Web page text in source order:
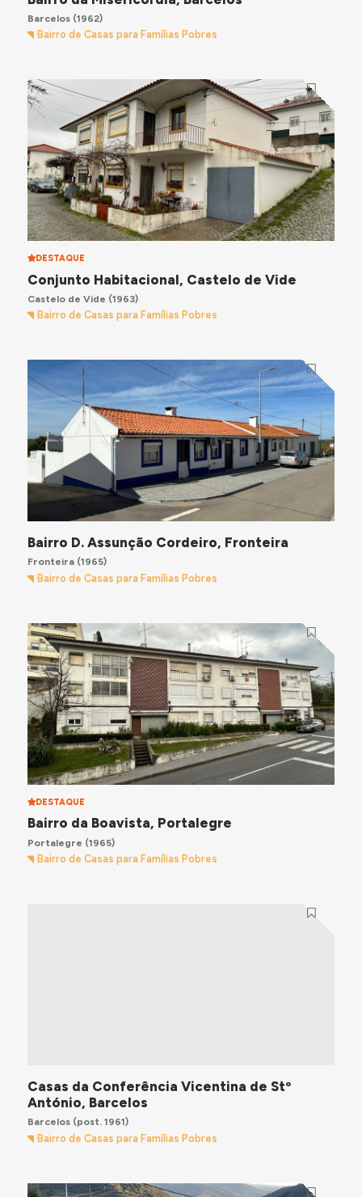
Barcelos(1962)
Bairro de Casas para Famílias Pobres
DESTAQUE
Conjunto Habitacional, Castelo de Vide
Castelo de Vide (1963)
Bairro de Casas para Famílias Pobres
Bairro D. Assunção Cordeiro, Fronteira
Fronteira(1965)
Bairro de Casas para Famílias Pobres
DESTAQUE
Bairro da Boavista, Portalegre
Portalegre (1965)
Bairro de Casas para Famílias Pobres
Casas da Conferência Vicentina de Stº
António, Barcelos
Barcelos(post. 1961)
Bairro de Casas para Famílias Pobres